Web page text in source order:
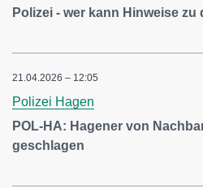
Polizei - wer kann Hinweise zu
21.04.2026 – 12:05
Polizei Hagen
POL-HA: Hagener von
geschlagen